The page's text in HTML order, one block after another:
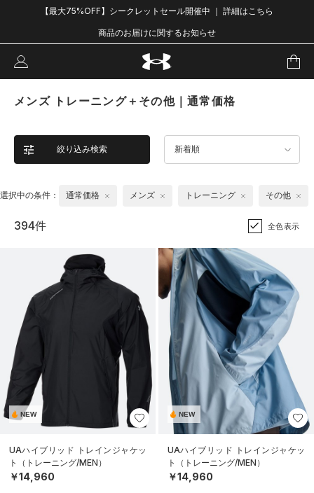
【最大75%OFF】シークレットセール開催中 ｜ 詳細はこちら
商品のお届けに関するお知らせ
メンズ トレーニング＋その他｜通常価格
絞り込み検索 新着順
選択中の条件： 通常価格 メンズ トレーニング その他
394件 全色表示
NEW
UAハイブリッド トレインジャケッ
ト（トレーニング/MEN）
￥14,960
NEW
UAハイブリッド トレインジャケッ
ト（トレーニング/MEN）
￥14,960